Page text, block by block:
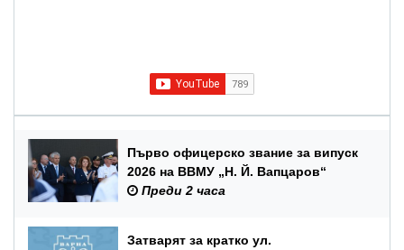
Първо офицерско звание за випуск
2026 на ВВМУ „Н. Й. Вапцаров“
Преди 2 часа
Затварят за кратко ул.